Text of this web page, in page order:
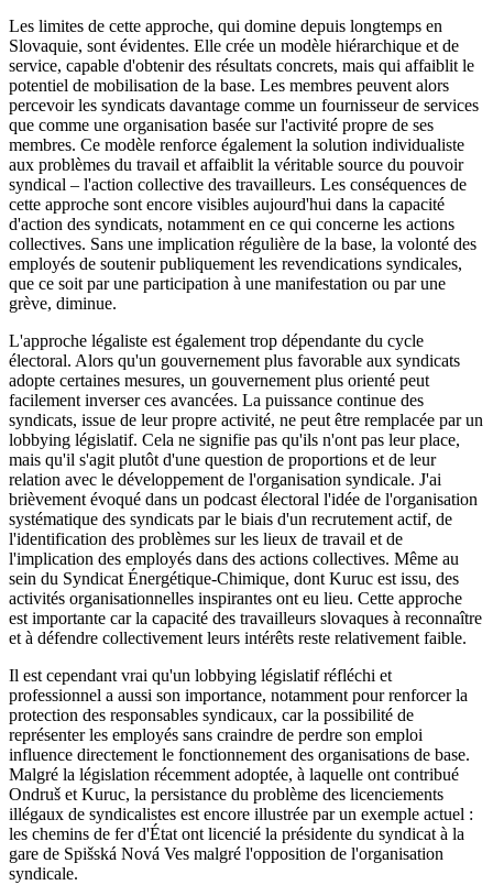
Les limites de cette approche, qui domine depuis longtemps en
Slovaquie, sont évidentes. Elle crée un modèle hiérarchique et de
service, capable d'obtenir des résultats concrets, mais qui affaiblit le
potentiel de mobilisation de la base. Les membres peuvent alors
percevoir les syndicats davantage comme un fournisseur de services
que comme une organisation basée sur l'activité propre de ses
membres. Ce modèle renforce également la solution individualiste
aux problèmes du travail et affaiblit la véritable source du pouvoir
syndical – l'action collective des travailleurs. Les conséquences de
cette approche sont encore visibles aujourd'hui dans la capacité
d'action des syndicats, notamment en ce qui concerne les actions
collectives. Sans une implication régulière de la base, la volonté des
employés de soutenir publiquement les revendications syndicales,
que ce soit par une participation à une manifestation ou par une
grève, diminue.
L'approche légaliste est également trop dépendante du cycle
électoral. Alors qu'un gouvernement plus favorable aux syndicats
adopte certaines mesures, un gouvernement plus orienté peut
facilement inverser ces avancées. La puissance continue des
syndicats, issue de leur propre activité, ne peut être remplacée par un
lobbying législatif. Cela ne signifie pas qu'ils n'ont pas leur place,
mais qu'il s'agit plutôt d'une question de proportions et de leur
relation avec le développement de l'organisation syndicale. J'ai
brièvement évoqué dans un podcast électoral l'idée de l'organisation
systématique des syndicats par le biais d'un recrutement actif, de
l'identification des problèmes sur les lieux de travail et de
l'implication des employés dans des actions collectives. Même au
sein du Syndicat Énergétique-Chimique, dont Kuruc est issu, des
activités organisationnelles inspirantes ont eu lieu. Cette approche
est importante car la capacité des travailleurs slovaques à reconnaître
et à défendre collectivement leurs intérêts reste relativement faible.
Il est cependant vrai qu'un lobbying législatif réfléchi et
professionnel a aussi son importance, notamment pour renforcer la
protection des responsables syndicaux, car la possibilité de
représenter les employés sans craindre de perdre son emploi
influence directement le fonctionnement des organisations de base.
Malgré la législation récemment adoptée, à laquelle ont contribué
Ondruš et Kuruc, la persistance du problème des licenciements
illégaux de syndicalistes est encore illustrée par un exemple actuel :
les chemins de fer d'État ont licencié la présidente du syndicat à la
gare de Spišská Nová Ves malgré l'opposition de l'organisation
syndicale.